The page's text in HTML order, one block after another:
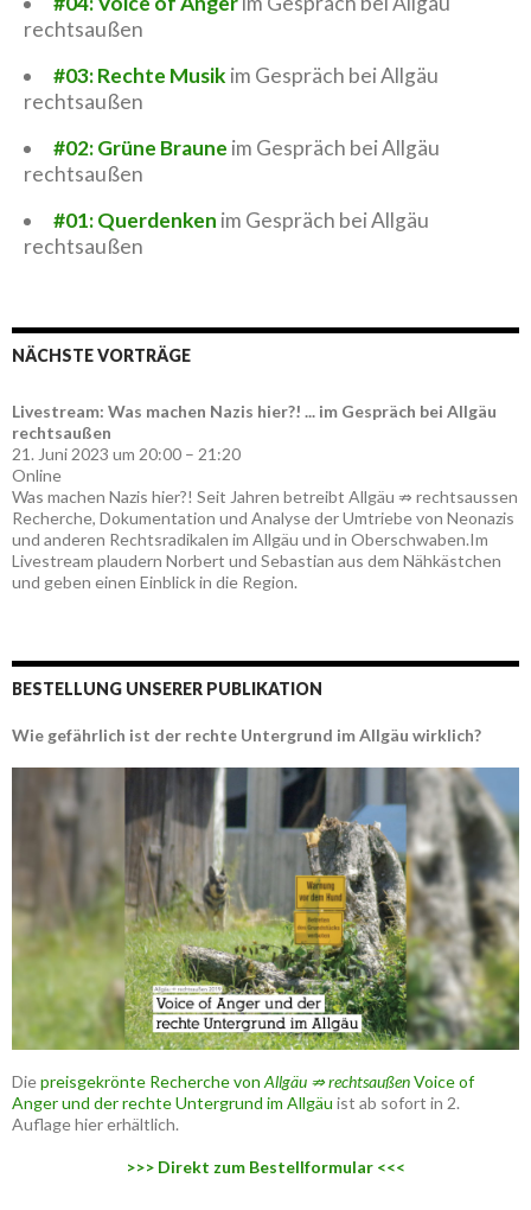
rechtsaußen
#03: Rechte Musik im Gespräch bei Allgäu
rechtsaußen
#02: Grüne Braune im Gespräch bei Allgäu
rechtsaußen
#01: Querdenken im Gespräch bei Allgäu
rechtsaußen
NÄCHSTE VORTRÄGE
Livestream: Was machen Nazis hier?! ... im Gespräch bei Allgäu
rechtsaußen
21. Juni 2023 um 20:00 – 21:20
Online
Was machen Nazis hier?! Seit Jahren betreibt Allgäu ⇏ rechtsaussen
Recherche, Dokumentation und Analyse der Umtriebe von Neonazis
und anderen Rechtsradikalen im Allgäu und in Oberschwaben.Im
Livestream plaudern Norbert und Sebastian aus dem Nähkästchen
und geben einen Einblick in die Region.
BESTELLUNG UNSERER PUBLIKATION
Wie gefährlich ist der rechte Untergrund im Allgäu wirklich?
Diepreisgekrönte Recherche von Allgäu ⇏ rechtsaußenVoice of
Anger und der rechte Untergrund im Allgäu ist ab sofort in 2.
Auflage hier erhältlich.
>>> Direkt zum Bestellformular <<<